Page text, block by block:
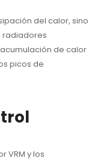
del calor, sino
radiadores
de calor
picos de
VRM y los